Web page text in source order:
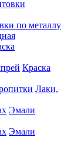
по металлу
Краска
Лаки,
Эмали
Эмали